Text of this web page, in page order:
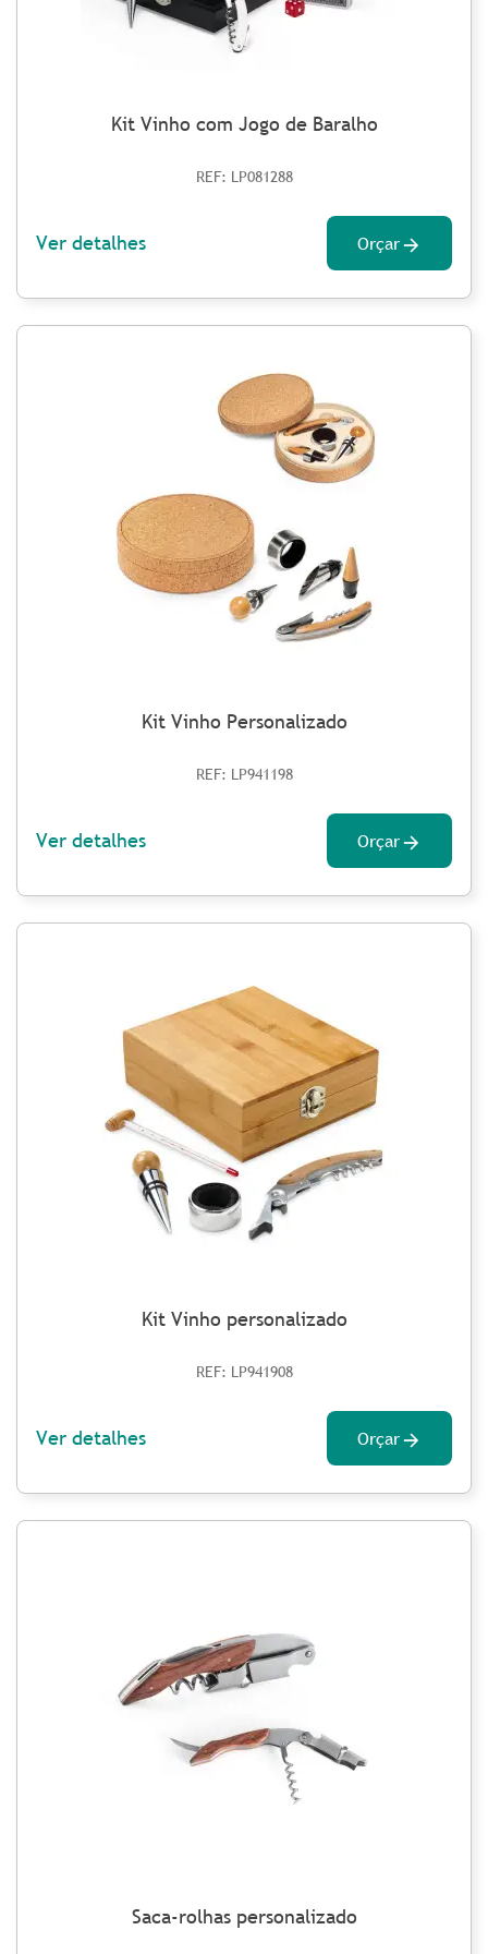
Kit Vinho com Jogo de Baralho
REF: LP081288
Ver detalhes Orçar
Kit Vinho Personalizado
REF: LP941198
Ver detalhes Orçar
Kit Vinho personalizado
REF: LP941908
Ver detalhes Orçar
Saca-rolhas personalizado